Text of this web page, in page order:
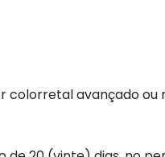
colorretal avançado